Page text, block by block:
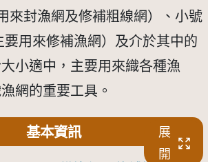
來封漁網及修補粗線網）、小號
要用來修補漁網）及介於其中的
小適中，主要用來織各種漁
網的重要工具。
基本資訊
展
開